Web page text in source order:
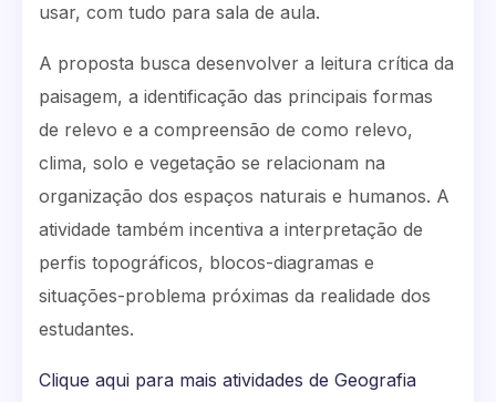
usar, com tudo para sala de aula.
A proposta busca desenvolver a leitura crítica da
paisagem, a identificação das principais formas
de relevo e a compreensão de como relevo,
clima, solo e vegetação se relacionam na
organização dos espaços naturais e humanos. A
atividade também incentiva a interpretação de
perfis topográficos, blocos-diagramas e
situações-problema próximas da realidade dos
estudantes.
Clique aqui para mais atividades de Geografia